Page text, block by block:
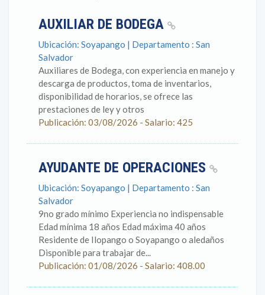
AUXILIAR DE BODEGA
Ubicación: Soyapango | Departamento : San
Salvador
Auxiliares de Bodega, con experiencia en manejo y
descarga de productos, toma de inventarios,
disponibilidad de horarios, se ofrece las
prestaciones de ley y otros
Publicación: 03/08/2026 - Salario: 425
AYUDANTE DE OPERACIONES
Ubicación: Soyapango | Departamento : San
Salvador
9no grado mínimo Experiencia no indispensable
Edad mínima 18 años Edad máxima 40 años
Residente de Ilopango o Soyapango o aledaños
Disponible para trabajar de...
Publicación: 01/08/2026 - Salario: 408.00